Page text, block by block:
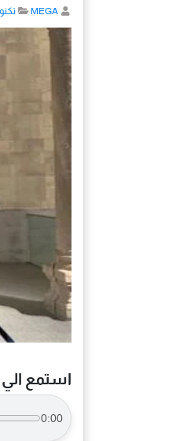
MEGA
استمع الي
0:00